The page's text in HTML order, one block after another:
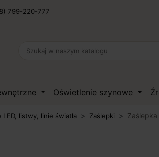
799-220-777
Oświetlenie szynowe
LED, listwy, linie światła Zaślepki Zaślepka